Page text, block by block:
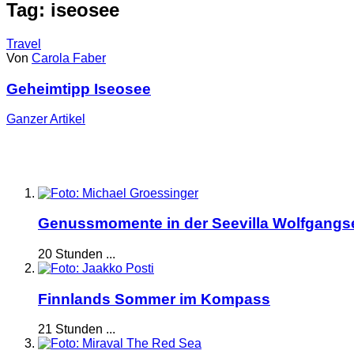
Tag: iseosee
Travel
Von Carola Faber
Geheimtipp Iseosee
GanzerArtikel
Genussmomente in der Seevilla
20 Stunden ...
Finnlands Sommer im Kompass
21 Stunden ...